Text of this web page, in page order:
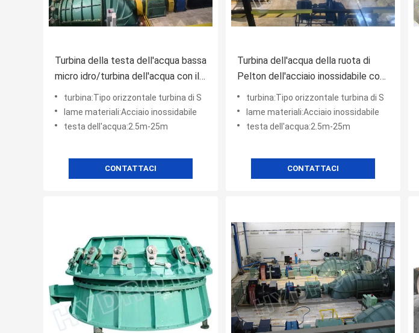
Turbina della testa dell'acqua bassa
micro idro/turbina dell'acqua con il
corridore pieno di regolamento
turbina:Tipo orizzontale turbina di S
lame materiali:Acciaio inossidabile
testa dell'acqua:2.5m-25m
CONTATTACI
Turbina dell'acqua della ruota di
Pelton dell'acciaio inossidabile con
il generatore 100Kw - 4000Kw
turbina:Tipo orizzontale turbina di S
lame materiali:Acciaio inossidabile
testa dell'acqua:2.5m-25m
CONTATTACI